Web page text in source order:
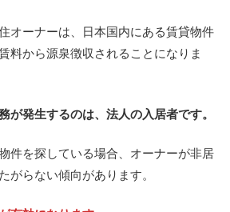
オーナーは、日本国内にある賃貸物件
料から源泉徴収されることになりま
が発生するのは、法人の入居者です。
件を探している場合、オーナーが非居
がらない傾向があります。